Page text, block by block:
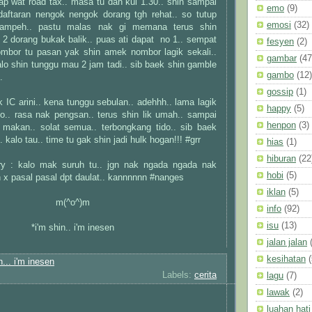
nengok nengok dorang tgh rehat.. so tutup
pastu malas nak gi memana terus shin
2 dorang bukak balik.. puas ati dapat no 1.. sempat
tu pasan yak shin amek nombor lagik sekali..
shin tunggu mau 2 jam tadi.. sib baek shin gamble
IC arini.. kena tunggu sebulan.. adehhh.. lama lagik
rasa nak pengsan.. terus shin lik umah.. sampai
solat semua.. terbongkang tido.. sib baek
kalo tau.. time tu gak shin jadi hulk hogan!!! #grr
: kalo mak suruh tu.. jgn nak ngada ngada nak
x pasal pasal dpt daulat.. kannnnnn #nanges
m(^o^)m
*i'm shin.. i'm inesen
i'm inesen
Labels: cerita
emo (9)
emosi (32)
fesyen (2)
gambar
gambo (12)
gossip (1)
happy (5)
henpon (3)
hias (1)
hiburan
hobi (5)
iklan (5)
info (92)
isu (13)
jalan jalan
kesihatan
lagu (7)
lawak (2)
luahan hati